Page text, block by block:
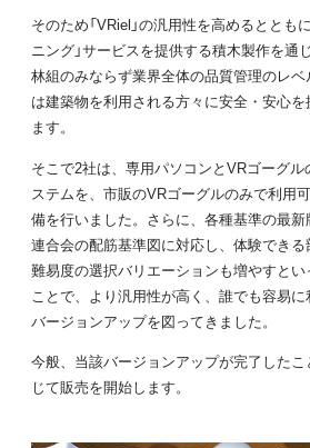
そのため「VRiel」の汎用性を高めるととも
ニング」サービスを提供する積木製作を通
林組のみならず業界全体の品質管理のレ
は建築物を利用される方々に安全・安心
ます。
そこで2社は、専用パソコンとVRゴーグ
ステムを、市販のVRゴーグルのみで利用
備を行いました。さらに、各種基準の最
連合会の配筋基準図に対応し、体験できる
難易度の選択バリエーションも増やすと
ことで、より汎用性が高く、誰でも容易
バージョンアップを図ってきました。
今般、当該バージョンアップが完了した
じて販売を開始します。